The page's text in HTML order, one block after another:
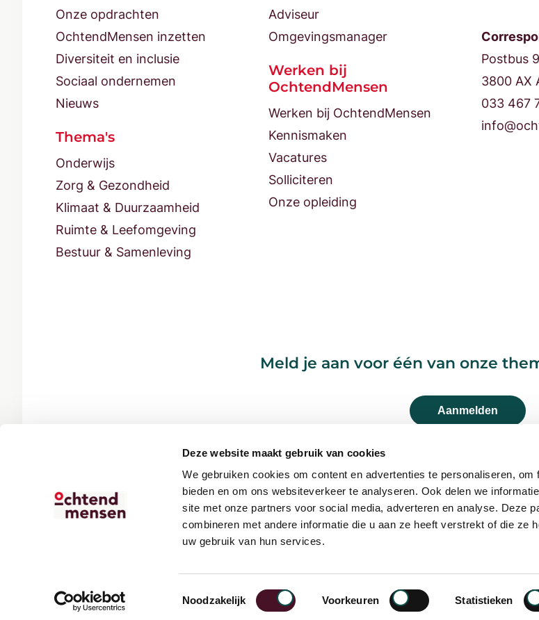
Deze website maakt gebruik van cookies
We gebruiken cookies om content en advertenties te personaliseren,
bieden en om ons websiteverkeer te analyseren. Ook delen we
site met onze partners voor social media, adverteren en analyse. Deze
combineren met andere informatie die u aan ze heeft verstrekt of die ze
uw gebruik van hun services.
Toestemmingsselectie
Noodzakelijk Voorkeuren Statistieken
Onze opdrachten
OchtendMensen inzetten
Diversiteit en inclusie
Sociaal ondernemen
Nieuws
Thema's
Onderwijs
Zorg & Gezondheid
Klimaat & Duurzaamheid
Ruimte & Leefomgeving
Bestuur & Samenleving
Adviseur
Omgevingsmanager
Werken bij
OchtendMensen
Werken bij OchtendMensen
Kennismaken
Vacatures
Solliciteren
Onze opleiding
Postbus
3800 AX
033 467
Meld je aan voor één van onze
Aanmelden